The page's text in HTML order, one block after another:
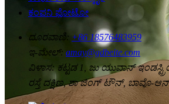
ಕಂಪನಿ ಫೋಟೋ
ದೂರವಾಣಿ: +86 18576483959
ಇ-ಮೇಲ್: amay@gdbeite.com
ವಿಳಾಸ: ಕಟ್ಟಡ 1, ಜು ಯುವಾನ್
ರಸ್ತೆ ದಕ್ಷಿಣ, ಶಾ ಜಿಂಗ್ ಟೌನ್, ಬಾವೊ-ಆನ್